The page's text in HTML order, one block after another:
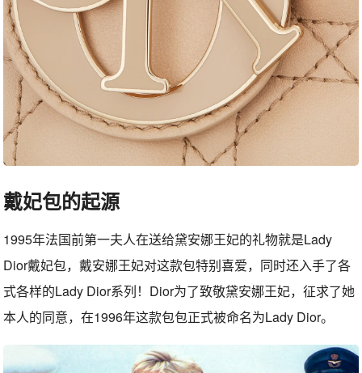
戴妃包的起源
1995年法国前第一夫人在送给黛安娜王妃的礼物就是Lady
Dior戴妃包，戴安娜王妃对这款包特别喜爱，同时还入手了各
式各样的Lady Dior系列！Dior为了致敬黛安娜王妃，征求了她
本人的同意，在1996年这款包包正式被命名为Lady Dior。